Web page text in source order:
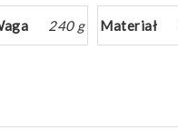
240 g Materiał